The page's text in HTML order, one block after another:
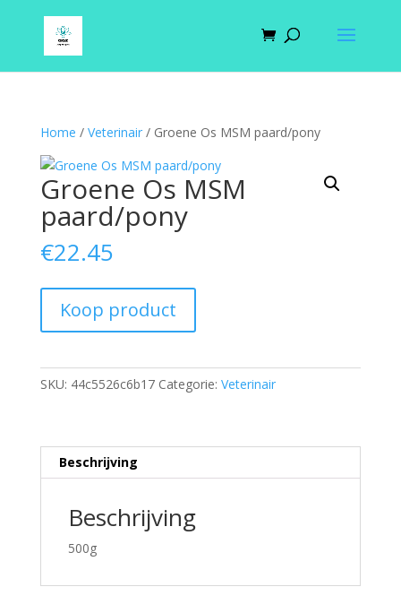
Home / Veterinair/ Groene Os MSM paard/pony
Groene Os MSM
paard/pony
€22.45
Koop product
SKU: 44c5526c6b17 Categorie: Veterinair
Beschrijving
Beschrijving
500g